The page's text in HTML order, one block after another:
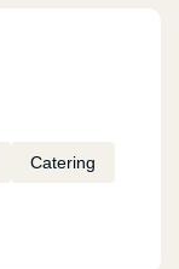
Catering